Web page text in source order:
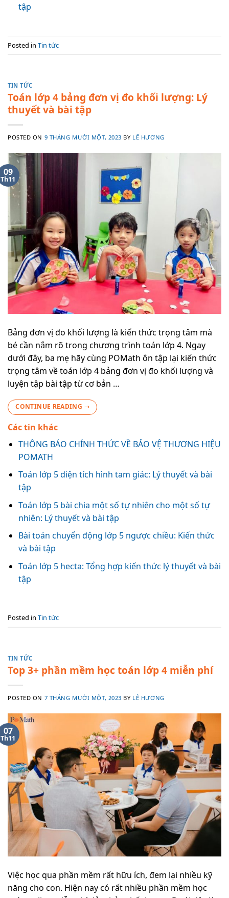
tập
Posted in Tin tức
TIN TỨC
Toán lớp 4 bảng đơn vị đo khối lượng: Lý
thuyết và bài tập
POSTED ON 9 THÁNG MƯỜI MỘT, 2023 BY LÊ HƯƠNG
09
Th11
Bảng đơn vị đo khối lượng là kiến thức trọng tâm mà
bé cần nắm rõ trong chương trình toán lớp 4. Ngay
dưới đây, ba mẹ hãy cùng POMath ôn tập lại kiến thức
trọng tâm về toán lớp 4 bảng đơn vị đo khối lượng và
luyện tập bài tập từ cơ bản …
CONTINUE READING →
Các tin khác
THÔNG BÁO CHÍNH THỨC VỀ BẢO VỆ THƯƠNG HIỆU
POMATH
Toán lớp 5 diện tích hình tam giác: Lý thuyết và bài
tập
Toán lớp 5 bài chia một số tự nhiên cho một số tự
nhiên: Lý thuyết và bài tập
Bài toán chuyển động lớp 5 ngược chiều: Kiến thức
và bài tập
Toán lớp 5 hecta: Tổng hợp kiến thức lý thuyết và bài
tập
Posted in Tin tức
TIN TỨC
Top 3+ phần mềm học toán lớp 4 miễn phí
POSTED ON 7 THÁNG MƯỜI MỘT, 2023 BY LÊ HƯƠNG
07
Th11
Việc học qua phần mềm rất hữu ích, đem lại nhiều kỹ
năng cho con. Hiện nay có rất nhiều phần mềm học